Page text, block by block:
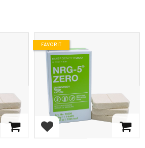
Lägg till i favoriter
FAVORIT